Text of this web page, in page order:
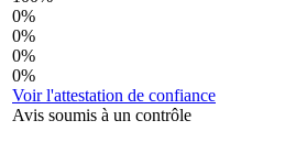
0%
0%
0%
0%
Voir l'attestation de confiance
Avis soumis à un contrôle